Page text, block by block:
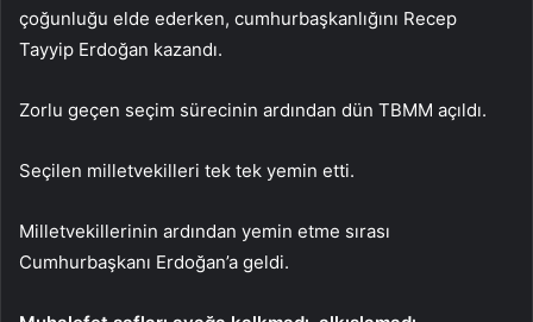
çoğunluğu elde ederken, cumhurbaşkanlığını Recep
Tayyip Erdoğan kazandı.
Zorlu geçen seçim sürecinin ardından dün TBMM açıldı.
Seçilen milletvekilleri tek tek yemin etti.
Milletvekillerinin ardından yemin etme sırası
Cumhurbaşkanı Erdoğan’a geldi.